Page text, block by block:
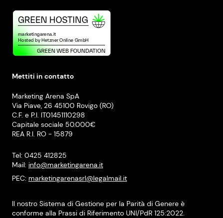
Mettiti in contatto
Marketing Arena SpA
Via Piave, 26 45100 Rovigo (RO)
C.F. e P.I. IT01451110298
Capitale sociale 50.000€
REA R.I. RO - 15879
Tel: 0425 412825
Mail: info@marketingarena.it
PEC: marketingarenasrl@legalmail.it
Il nostro Sistema di Gestione per la Parità di Genere è
conforme alla Prassi di Riferimento UNI/PdR 125:2022.